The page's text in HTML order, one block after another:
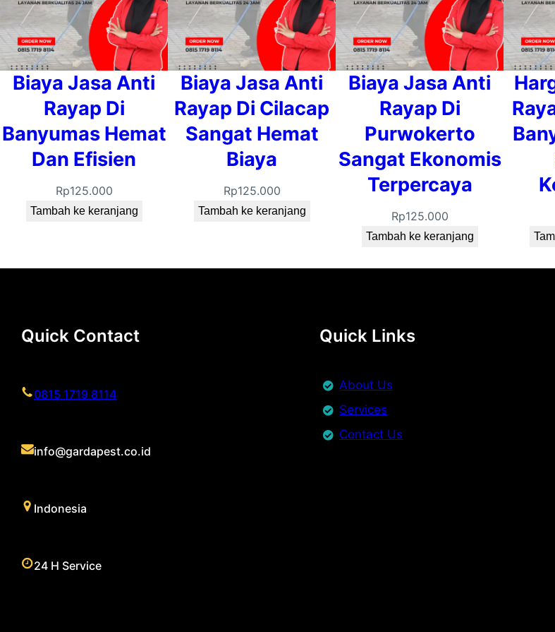
Biaya Jasa Anti
Rayap Di
Banyumas Hemat
Dan Efisien
Rp125.000
Tambah ke keranjang
Biaya Jasa Anti
Rayap Di Cilacap
Sangat Hemat
Biaya
Rp125.000
Tambah ke keranjang
Biaya Jasa Anti
Rayap Di
Purwokerto
Sangat Ekonomis
Terpercaya
Rp125.000
Tambah ke keranjang
Quick Contact
0815 1719 8114
info@gardapest.co.id
Indonesia
24 H Service
Quick Links
About Us
Services
Contact Us